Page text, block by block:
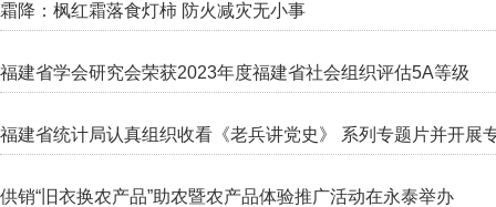
霜降：枫红霜落食灯柿 防火减灾无小事
福建省学会研究会荣获2023年度福建省社会组织评估5A等级
福建省统计局认真组织收看《老兵讲党史》 系列专题片并开展
供销“旧衣换农产品”助农暨农产品体验推广活动在永泰举办